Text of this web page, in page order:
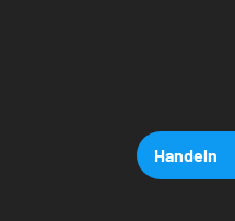
Handeln